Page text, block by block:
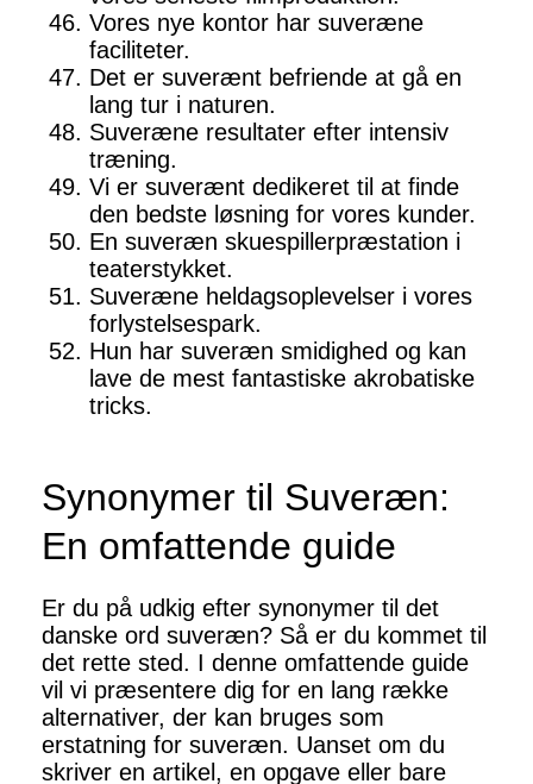
Vores nye kontor har suveræne
faciliteter.
Det er suverænt befriende at gå en
lang tur i naturen.
Suveræne resultater efter intensiv
træning.
Vi er suverænt dedikeret til at finde
den bedste løsning for vores kunder.
En suveræn skuespillerpræstation i
teaterstykket.
Suveræne heldagsoplevelser i vores
forlystelsespark.
Hun har suveræn smidighed og kan
lave de mest fantastiske akrobatiske
tricks.
Synonymer til Suveræn:
En omfattende guide
Er du på udkig efter synonymer til det
danske ord suveræn? Så er du kommet til
det rette sted. I denne omfattende guide
vil vi præsentere dig for en lang række
alternativer, der kan bruges som
erstatning for suveræn. Uanset om du
skriver en artikel, en opgave eller bare